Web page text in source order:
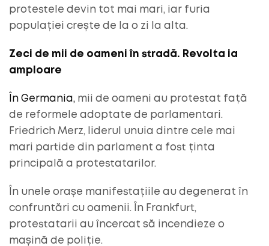
protestele devin tot mai mari, iar furia
populației crește de la o zi la alta.
Zeci de mii de oameni în stradă. Revolta ia
amploare
În Germania, mii de oameni au protestat față
de reformele adoptate de parlamentari.
Friedrich Merz, liderul unuia dintre cele mai
mari partide din parlament a fost ținta
principală a protestatarilor.
În unele orașe manifestațiile au degenerat în
confruntări cu oamenii. În Frankfurt,
protestatarii au încercat să incendieze o
mașină de poliție.